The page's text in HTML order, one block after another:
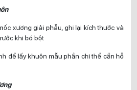
xương giải phẫu, ghi lại kích thước và
khi bó bột
để lấy khuôn mẫu phần chi thể cần hỗ